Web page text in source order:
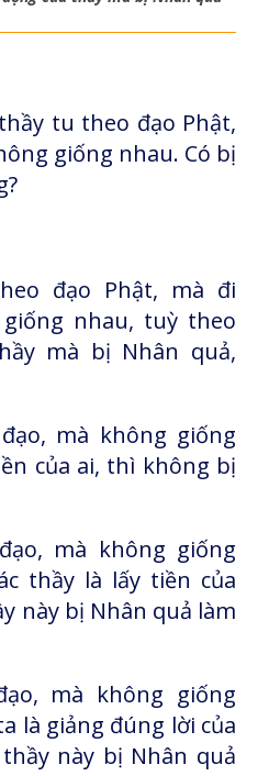
tu theo đạo Phật,
giống nhau. Có bị
đạo Phật, mà đi
nhau, tuỳ theo
mà bị Nhân quả,
mà không giống
của ai, thì không bị
mà không giống
thầy là lấy tiền của
này bị Nhân quả làm
mà không giống
là giảng đúng lời của
này bị Nhân quả